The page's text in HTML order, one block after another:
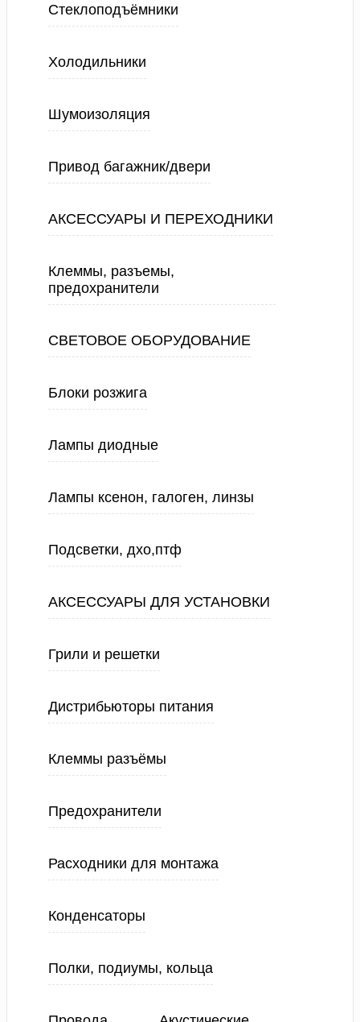
Стеклоподъёмники
Холодильники
Шумоизоляция
Привод багажник/двери
АКСЕССУАРЫ И ПЕРЕХОДНИКИ
Клеммы, разъемы,
предохранители
СВЕТОВОЕ ОБОРУДОВАНИЕ
Блоки розжига
Лампы диодные
Лампы ксенон, галоген, линзы
Подсветки, дхо,птф
АКСЕССУАРЫ ДЛЯ УСТАНОВКИ
Грили и решетки
Дистрибьюторы питания
Клеммы разъёмы
Предохранители
Расходники для монтажа
Конденсаторы
Полки, подиумы, кольца